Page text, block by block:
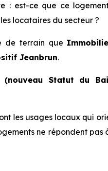
: est-ce que ce
locataires du secteur ?
de terrain que
Jeanbrun.
(nouveau Statut du
les usages locaux qui
ne répondent